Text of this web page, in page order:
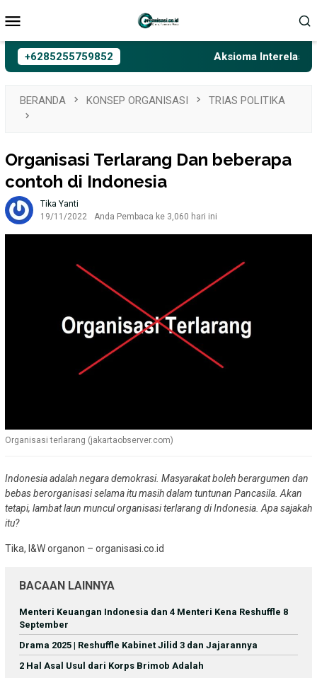
ke
Mobile
+6285255759852 Aksioma Interelasi,
BERANDA KONSEP ORGANISASI TRIAS POLITIKA
Organisasi Terlarang Dan beberapa
contoh di Indonesia
Tika Yanti
19/11/2022
Anda Pembaca ke 3,060 hari ini
Organisasi terlarang (jakartaobserver.com)
Indonesia adalah negara demokrasi. Masyarakat boleh berargumen dan
bebas berorganisasi selama itu masih dalam tuntunan Pancasila. Akan
tetapi, lambat laun muncul organisasi terlarang di Indonesia. Apa sajakah
itu?
Tika, I&W organon – organisasi.co.id
BACAAN LAINNYA
Menteri Keuangan Indonesia dan 4 Menteri Kena Reshuffle 8
September
Drama 2025 | Reshuffle Kabinet Jilid 3 dan Jajarannya
2 Hal Asal Usul dari Korps Brimob Adalah